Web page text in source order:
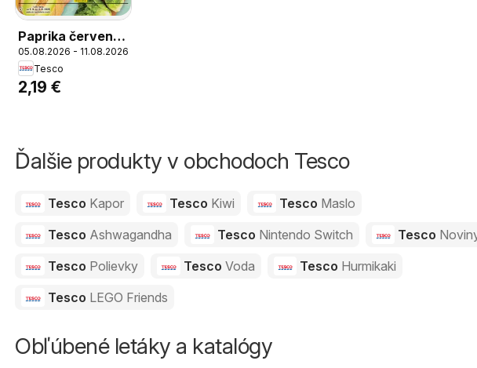
Paprika červená,
voľný predaj, 1 kg
05.08.2026 - 11.08.2026
Tesco
2,19 €
Ďalšie produkty v obchodoch Tesco
Tesco Kapor Tesco Kiwi Tesco Maslo
Tesco Ashwagandha Tesco Nintendo Switch Tesco
Tesco Polievky Tesco Voda Tesco Hurmikaki
Tesco LEGO Friends
Obľúbené letáky a katalógy